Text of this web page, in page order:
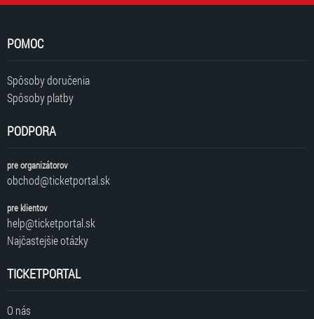
POMOC
Spôsoby doručenia
Spôsoby platby
PODPORA
pre organizátorov
obchod@ticketportal.sk
pre klientov
help@ticketportal.sk
Najčastejšie otázky
TICKETPORTAL
O nás